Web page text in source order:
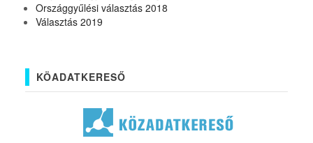
Országgyűlési választás 2018
Választás 2019
KÖADATKERESŐ